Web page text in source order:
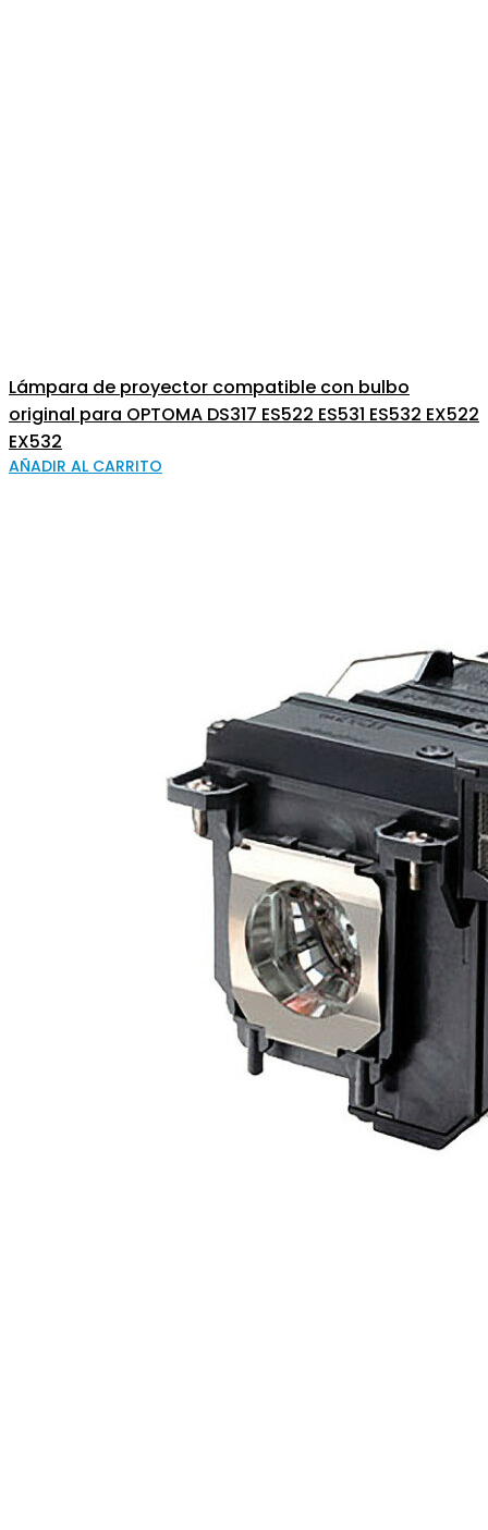
Lámpara de proyector compatible con bulbo
original para OPTOMA DS317 ES522 ES531 ES532 EX522
EX532
AÑADIR AL CARRITO